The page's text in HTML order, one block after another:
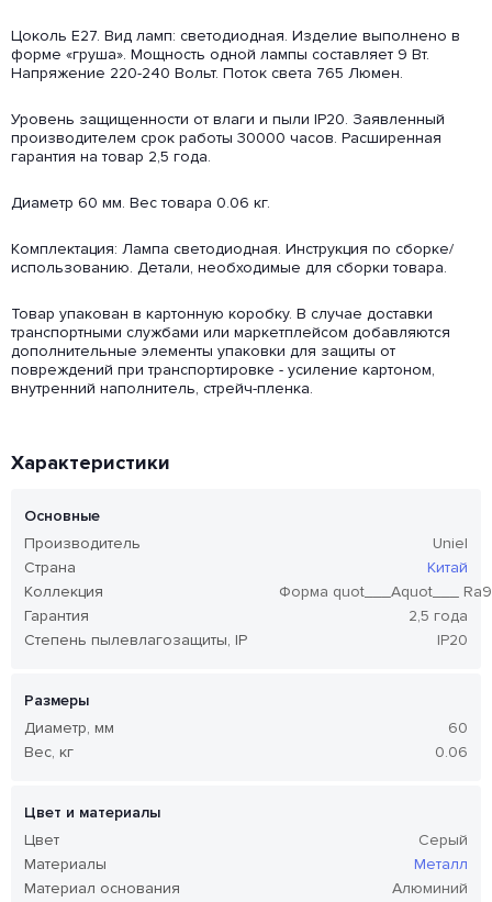
Цоколь E27. Вид ламп: светодиодная. Изделие выполнено в
форме «груша». Мощность одной лампы составляет 9 Вт.
Напряжение 220-240 Вольт. Поток света 765 Люмен.
Уровень защищенности от влаги и пыли IP20. Заявленный
производителем срок работы 30000 часов. Расширенная
гарантия на товар 2,5 года.
Диаметр 60 мм. Вес товара 0.06 кг.
Комплектация: Лампа светодиодная. Инструкция по сборке/
использованию. Детали, необходимые для сборки товара.
Товар упакован в картонную коробку. В случае доставки
транспортными службами или маркетплейсом добавляются
дополнительные элементы упаковки для защиты от
повреждений при транспортировке - усиление картоном,
внутренний наполнитель, стрейч-пленка.
Характеристики
Основные
Производитель
Uniel
Страна
Китай
Коллекция
Форма quot___Аquot___
Гарантия
2,5 года
Степень пылевлагозащиты, IP
IP20
Размеры
Диаметр, мм
60
Вес, кг
0.06
Цвет и материалы
Цвет
Серый
Материалы
Металл
Материал основания
Алюминий